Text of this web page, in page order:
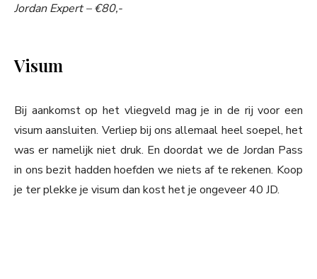
Jordan Expert – €80,-
Visum
Bij aankomst op het vliegveld mag je in de rij voor een
visum aansluiten. Verliep bij ons allemaal heel soepel, het
was er namelijk niet druk. En doordat we de Jordan Pass
in ons bezit hadden hoefden we niets af te rekenen. Koop
je ter plekke je visum dan kost het je ongeveer 40 JD.